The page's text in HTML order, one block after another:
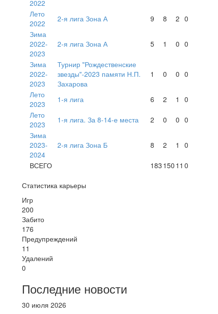
2022
Лето
2022
2-я лига Зона А 9 8 2 0
Зима
2022-
2023
2-я лига Зона А 5 1 0 0
Зима
2022-
2023
Турнир "Рождественские
звезды"-2023 памяти Н.П.
Захарова
1 0 0 0
Лето
2023
1-я лига 6 2 1
0
Лето
2023
1-я лига. За 8-14-е места 2 0 0 0
Зима
2023-
2024
2-я лига Зона Б 8 2 1 0
ВСЕГО 183 150 11 0
Статистика карьеры
Игр
200
Забито
176
Предупреждений
11
Удалений
0
Последние новости
30 июля 2026